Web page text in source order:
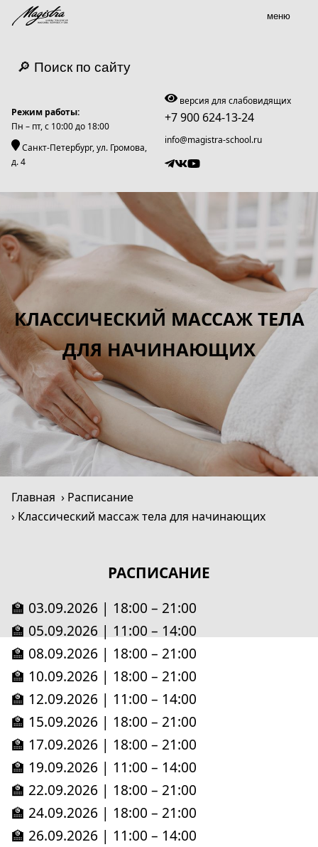
🔎 Поиск по сайту
Режим работы:
Пн – пт, c 10:00 до 18:00
Санкт-Петербург, ул. Громова,
д. 4
версия для слабовидящих
+7 900 624-13-24
info@magistra-school.ru
меню
КЛАССИЧЕСКИЙ МАССАЖ ТЕЛА
ДЛЯ НАЧИНАЮЩИХ
Главная
Расписание
Классический массаж тела для начинающих
РАСПИСАНИЕ
🏫 03.09.2026 | 18:00 – 21:00
🏫 05.09.2026 | 11:00 – 14:00
🏫 08.09.2026 | 18:00 – 21:00
🏫 10.09.2026 | 18:00 – 21:00
🏫 12.09.2026 | 11:00 – 14:00
🏫 15.09.2026 | 18:00 – 21:00
🏫 17.09.2026 | 18:00 – 21:00
🏫 19.09.2026 | 11:00 – 14:00
🏫 22.09.2026 | 18:00 – 21:00
🏫 24.09.2026 | 18:00 – 21:00
🏫 26.09.2026 | 11:00 – 14:00